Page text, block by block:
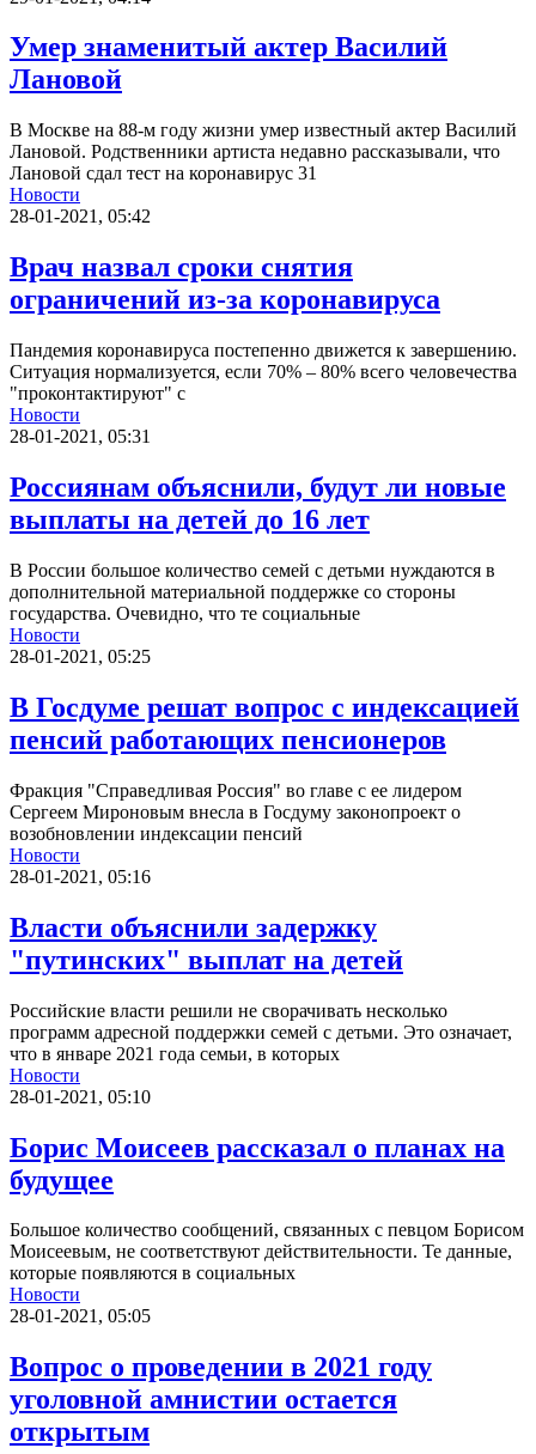
Умер знаменитый актер Василий
Лановой
В Москве на 88-м году жизни умер известный актер Василий
Лановой. Родственники артиста недавно рассказывали, что
Лановой сдал тест на коронавирус 31
Новости
28-01-2021, 05:42
Врач назвал сроки снятия
ограничений из-за коронавируса
Пандемия коронавируса постепенно движется к завершению.
Ситуация нормализуется, если 70% – 80% всего человечества
"проконтактируют" с
Новости
28-01-2021, 05:31
Россиянам объяснили, будут ли новые
выплаты на детей до 16 лет
В России большое количество семей с детьми нуждаются в
дополнительной материальной поддержке со стороны
государства. Очевидно, что те социальные
Новости
28-01-2021, 05:25
В Госдуме решат вопрос с индексацией
пенсий работающих пенсионеров
Фракция "Справедливая Россия" во главе с ее лидером
Сергеем Мироновым внесла в Госдуму законопроект о
возобновлении индексации пенсий
Новости
28-01-2021, 05:16
Власти объяснили задержку
"путинских" выплат на детей
Российские власти решили не сворачивать несколько
программ адресной поддержки семей с детьми. Это означает,
что в январе 2021 года семьи, в которых
Новости
28-01-2021, 05:10
Борис Моисеев рассказал о планах на
будущее
Большое количество сообщений, связанных с певцом Борисом
Моисеевым, не соответствуют действительности. Те данные,
которые появляются в социальных
Новости
28-01-2021, 05:05
Вопрос о проведении в 2021 году
уголовной амнистии остается
открытым